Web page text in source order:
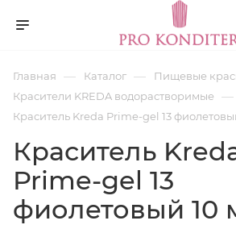
Главная — Каталог — Пищевые
Красители KREDA водорастворимые —
Краситель Kreda Prime-gel 13
Краситель
Prime-gel 13
фиолетовый 10